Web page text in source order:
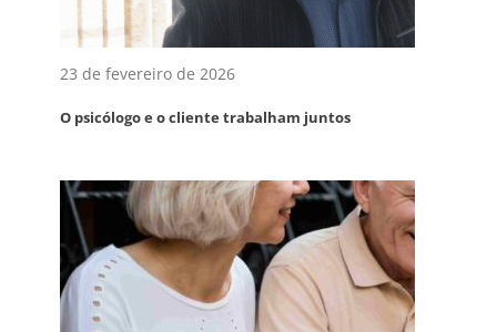
23 de fevereiro de 2026
O psicólogo e o cliente trabalham juntos